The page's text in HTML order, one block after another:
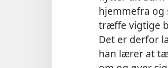
hjemmefra og
træffe vigtige
Det er derfor
han lærer at